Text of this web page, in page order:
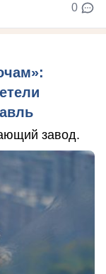
0
завод.